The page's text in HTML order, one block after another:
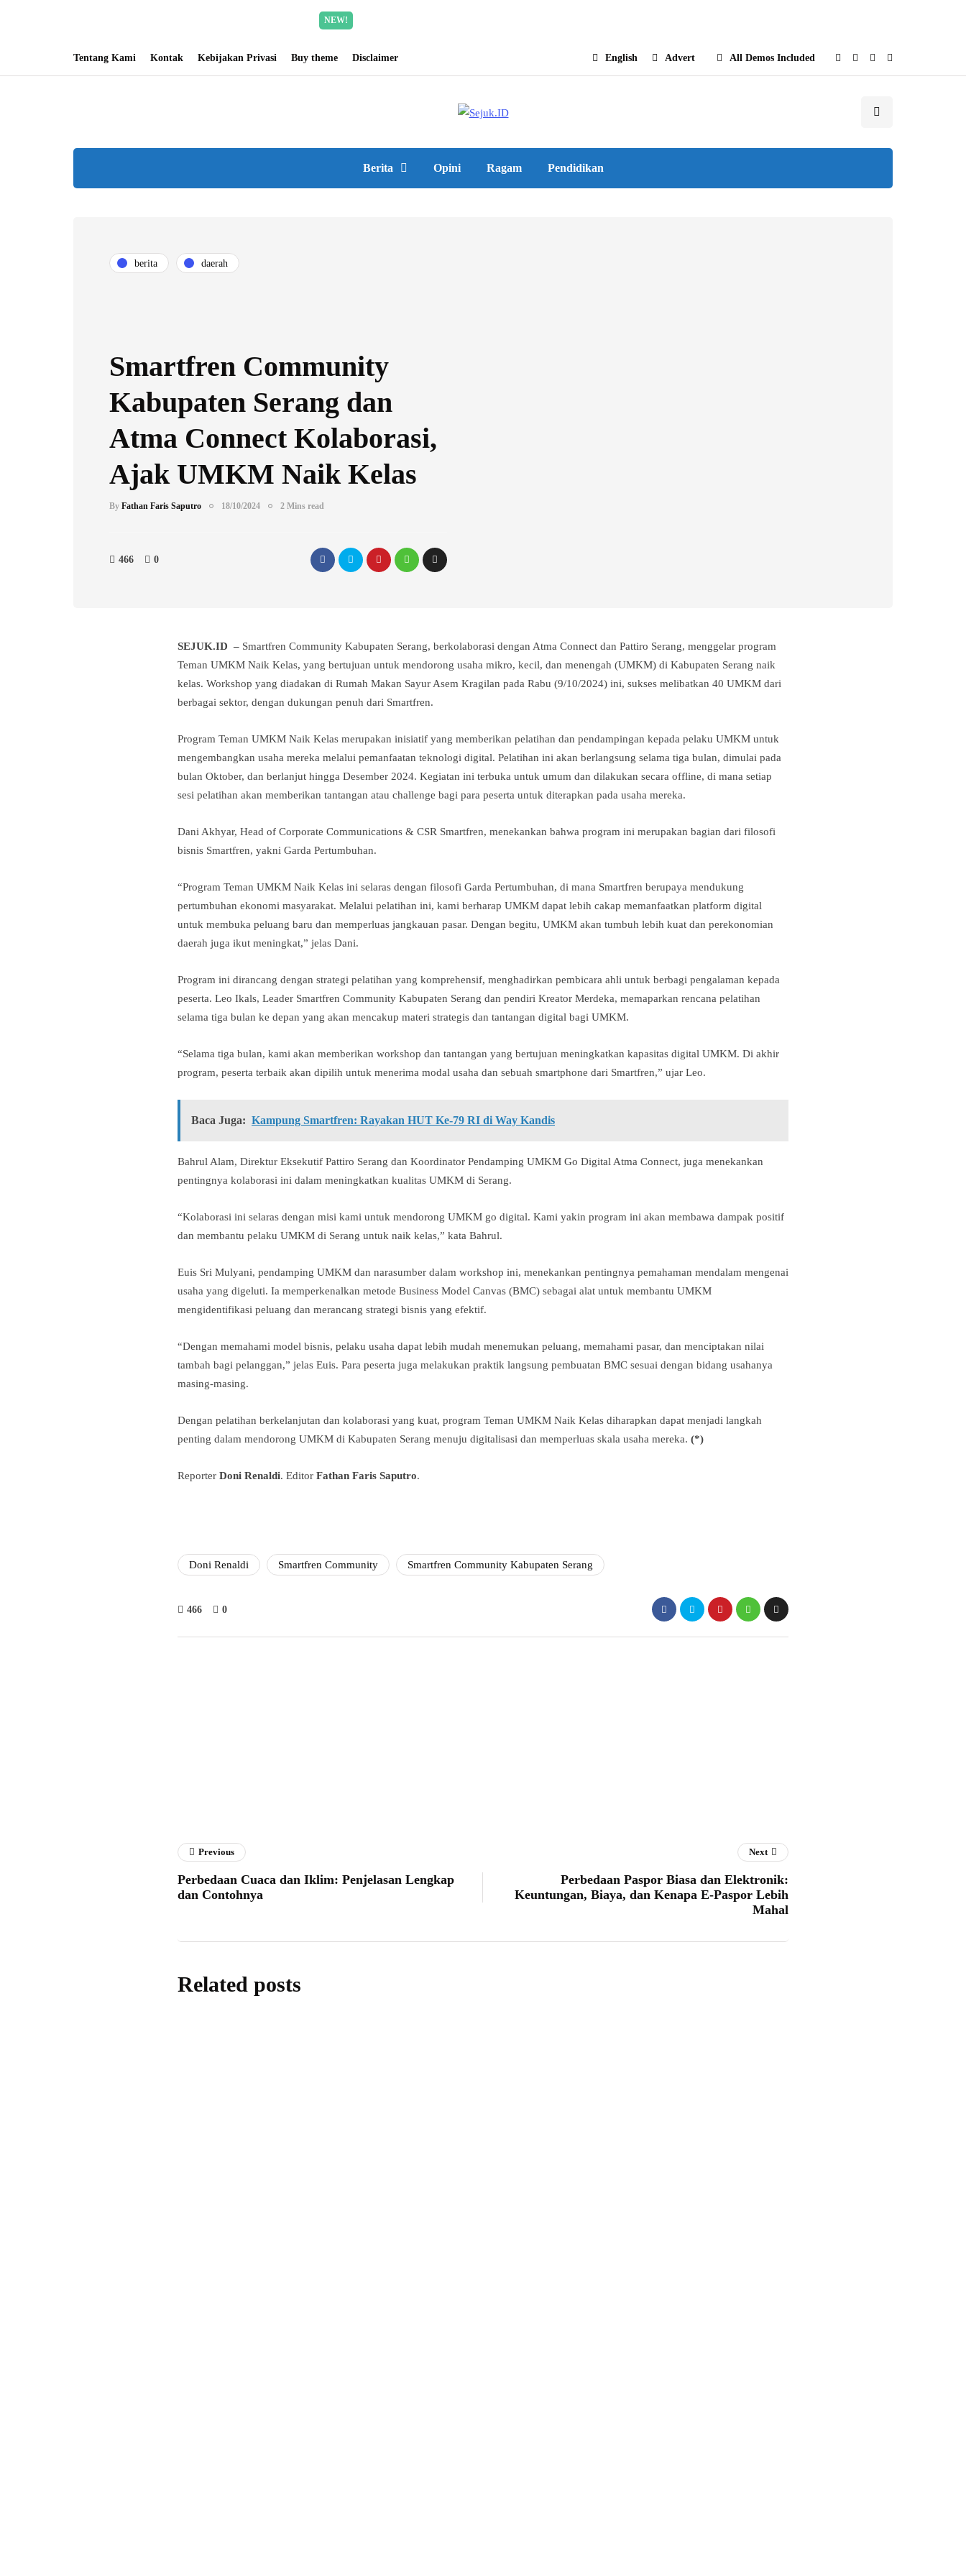
NEW!
Tentang Kami Kontak Kebijakan Privasi Buy theme Disclaimer Advert
English All Demos Included
Berita Opini Ragam Pendidikan
berita daerah
Smartfren Community
Kabupaten Serang dan
Atma Connect Kolaborasi,
Ajak UMKM Naik Kelas
By Fathan Faris Saputro 18/10/2024 2 Mins read
466 0
SEJUK.ID – Smartfren Community Kabupaten Serang, berkolaborasi dengan Atma Connect dan Pattiro Serang, menggelar program
Teman UMKM Naik Kelas, yang bertujuan untuk mendorong usaha mikro, kecil, dan menengah (UMKM) di Kabupaten Serang naik
kelas. Workshop yang diadakan di Rumah Makan Sayur Asem Kragilan pada Rabu (9/10/2024) ini, sukses melibatkan 40 UMKM dari
berbagai sektor, dengan dukungan penuh dari Smartfren.
Program Teman UMKM Naik Kelas merupakan inisiatif yang memberikan pelatihan dan pendampingan kepada pelaku UMKM untuk
mengembangkan usaha mereka melalui pemanfaatan teknologi digital. Pelatihan ini akan berlangsung selama tiga bulan, dimulai pada
bulan Oktober, dan berlanjut hingga Desember 2024. Kegiatan ini terbuka untuk umum dan dilakukan secara offline, di mana setiap
sesi pelatihan akan memberikan tantangan atau challenge bagi para peserta untuk diterapkan pada usaha mereka.
Dani Akhyar, Head of Corporate Communications & CSR Smartfren, menekankan bahwa program ini merupakan bagian dari filosofi
bisnis Smartfren, yakni Garda Pertumbuhan.
“Program Teman UMKM Naik Kelas ini selaras dengan filosofi Garda Pertumbuhan, di mana Smartfren berupaya mendukung
pertumbuhan ekonomi masyarakat. Melalui pelatihan ini, kami berharap UMKM dapat lebih cakap memanfaatkan platform digital
untuk membuka peluang baru dan memperluas jangkauan pasar. Dengan begitu, UMKM akan tumbuh lebih kuat dan perekonomian
daerah juga ikut meningkat,” jelas Dani.
Program ini dirancang dengan strategi pelatihan yang komprehensif, menghadirkan pembicara ahli untuk berbagi pengalaman kepada
peserta. Leo Ikals, Leader Smartfren Community Kabupaten Serang dan pendiri Kreator Merdeka, memaparkan rencana pelatihan
selama tiga bulan ke depan yang akan mencakup materi strategis dan tantangan digital bagi UMKM.
“Selama tiga bulan, kami akan memberikan workshop dan tantangan yang bertujuan meningkatkan kapasitas digital UMKM. Di akhir
program, peserta terbaik akan dipilih untuk menerima modal usaha dan sebuah smartphone dari Smartfren,” ujar Leo.
Baca Juga: Kampung Smartfren: Rayakan HUT Ke-79 RI di Way Kandis
Bahrul Alam, Direktur Eksekutif Pattiro Serang dan Koordinator Pendamping UMKM Go Digital Atma Connect, juga menekankan
pentingnya kolaborasi ini dalam meningkatkan kualitas UMKM di Serang.
“Kolaborasi ini selaras dengan misi kami untuk mendorong UMKM go digital. Kami yakin program ini akan membawa dampak positif
dan membantu pelaku UMKM di Serang untuk naik kelas,” kata Bahrul.
Euis Sri Mulyani, pendamping UMKM dan narasumber dalam workshop ini, menekankan pentingnya pemahaman mendalam mengenai
usaha yang digeluti. Ia memperkenalkan metode Business Model Canvas (BMC) sebagai alat untuk membantu UMKM
mengidentifikasi peluang dan merancang strategi bisnis yang efektif.
“Dengan memahami model bisnis, pelaku usaha dapat lebih mudah menemukan peluang, memahami pasar, dan menciptakan nilai
tambah bagi pelanggan,” jelas Euis. Para peserta juga melakukan praktik langsung pembuatan BMC sesuai dengan bidang usahanya
masing-masing.
Dengan pelatihan berkelanjutan dan kolaborasi yang kuat, program Teman UMKM Naik Kelas diharapkan dapat menjadi langkah
penting dalam mendorong UMKM di Kabupaten Serang menuju digitalisasi dan memperluas skala usaha mereka. (*)
Reporter Doni Renaldi. Editor Fathan Faris Saputro.
Doni Renaldi Smartfren Community Smartfren Community Kabupaten Serang
466 0
Previous
Perbedaan Cuaca dan Iklim: Penjelasan Lengkap
dan Contohnya
Next
Perbedaan Paspor Biasa dan Elektronik:
Keuntungan, Biaya, dan Kenapa E-Paspor Lebih
Mahal
Related posts